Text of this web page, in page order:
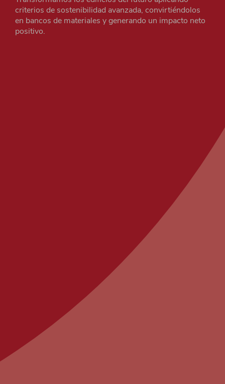
criterios de sostenibilidad avanzada, convirtiéndolos
en bancos de materiales y generando un impacto neto
positivo.